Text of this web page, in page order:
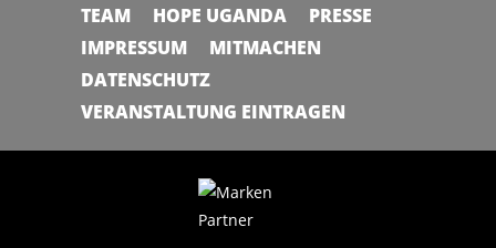
TEAM
HOPE UGANDA
PRESSE
IMPRESSUM
MITMACHEN
DATENSCHUTZ
VERANSTALTUNG EINTRAGEN